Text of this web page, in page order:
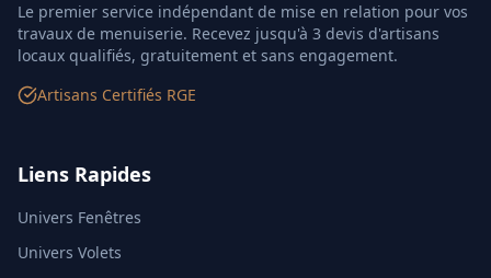
Le premier service indépendant de mise en relation pour vos
travaux de menuiserie. Recevez jusqu'à 3 devis d'artisans
locaux qualifiés, gratuitement et sans engagement.
Artisans Certifiés RGE
Liens Rapides
Univers Fenêtres
Univers Volets